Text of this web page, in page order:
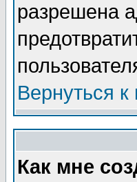
разрешена
Вернуться к
Как мне